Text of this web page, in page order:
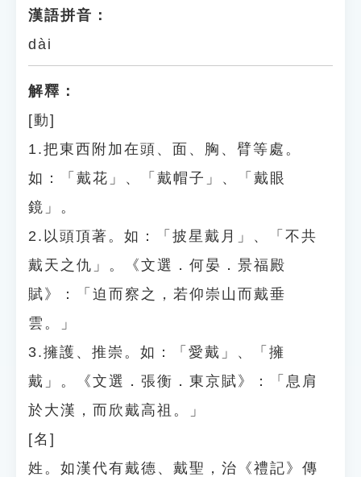
漢語拼音：
dài
解釋：
[動]
1.把東西附加在頭、面、胸、臂等處。
如：「戴花」、「戴帽子」、「戴眼
鏡」。
2.以頭頂著。如：「披星戴月」、「不共
戴天之仇」。《文選．何晏．景福殿
賦》：「迫而察之，若仰崇山而戴垂
雲。」
3.擁護、推崇。如：「愛戴」、「擁
戴」。《文選．張衡．東京賦》：「息肩
於大漢，而欣戴高祖。」
[名]
姓。如漢代有戴德、戴聖，治《禮記》傳